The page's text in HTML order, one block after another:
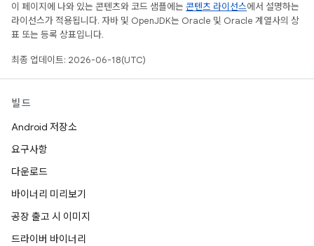
이 페이지에 나와 있는 콘텐츠와 코드 샘플에는 콘텐츠 라이선스에서 설명하는
라이선스가 적용됩니다. 자바 및 OpenJDK는 Oracle 및 Oracle 계열사의 상
표 또는 등록 상표입니다.
최종 업데이트: 2026-06-18(UTC)
빌드
Android 저장소
요구사항
다운로드
바이너리 미리보기
공장 출고 시 이미지
드라이버 바이너리